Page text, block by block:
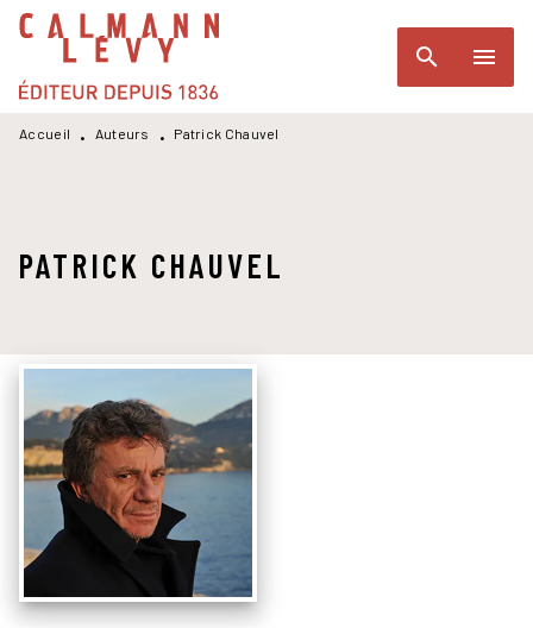
MENU RECHERCHE
PIED DE PAGE
search menu
Accueil • Auteurs • Patrick Chauvel
PATRICK CHAUVEL